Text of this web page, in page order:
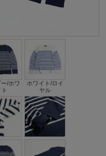
/ホワ
ホワイト/ロイ
ヤル